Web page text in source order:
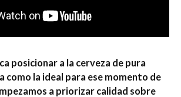
posicionar a la cerveza de pura
como la ideal para ese momento de
a priorizar calidad sobre